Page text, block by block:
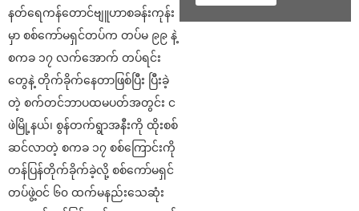
နတ်ရေကန်တောင်ဗျူဟာစခန်းကုန်း
မှာ စစ်ကော်မရှင်တပ်က တပ်မ ၉၉ နဲ့
စကခ ၁၇ လက်အောက် တပ်ရင်း
တွေနဲ့ တိုက်ခိုက်နေတာဖြစ်ပြီး ပြီးခဲ့
တဲ့ စက်တင်ဘာပထမပတ်အတွင်း င
ဖဲမြို့နယ်၊ စွန်တက်ရွာအနီးကို ထိုးစစ်
ဆင်လာတဲ့ စကခ ၁၇ စစ်ကြောင်းကို
တန်ပြန်တိုက်ခိုက်ခဲ့လို့ စစ်ကော်မရှင်
တပ်ဖွဲ့ဝင် ၆၀ ထက်မနည်းသေဆုံး